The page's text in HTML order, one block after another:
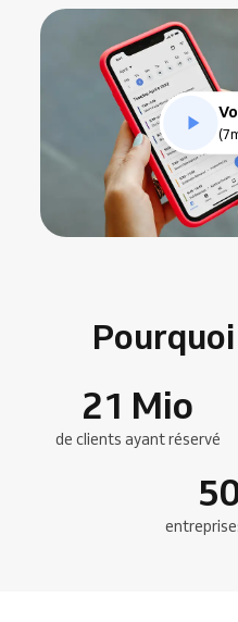
21 Mio
de clients ayant réservé